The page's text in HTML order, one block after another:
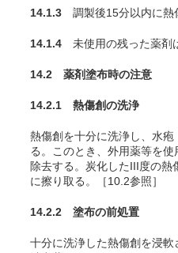
14.1.3 調製後15分以内に熱
14.1.4 未使用の残った薬剤
14.2 薬剤塗布時の注意
14.2.1 熱傷創の洗浄
熱傷創を十分に洗浄し、水
る。このとき、外用薬等を
除去する。炭化したIII度の
に擦り取る。［10.2参照］
14.2.2 塗布の前処置
十分に洗浄した熱傷創を浸